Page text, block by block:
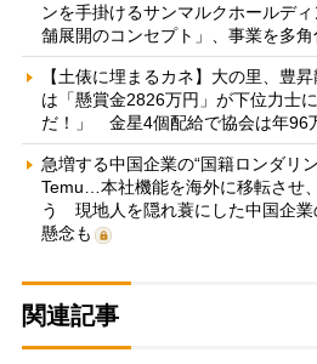
ンを手掛けるサンマルクホールデ
舗展開のコンセプト」、事業を多
【土俵に埋まるカネ】大の里、豊
は「懸賞金2826万円」が下位力士
だ！」 金星4個配給で協会は年96
急増する中国企業の“国籍ロンダリ
Temu…本社機能を海外に移転させ
う 現地人を隠れ蓑にした中国企業
懸念も
関連記事